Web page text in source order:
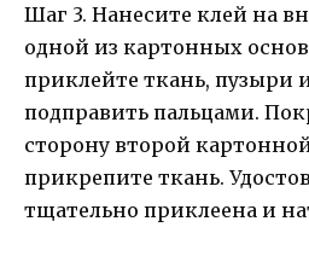
Шаг 3. Нанесите клей на
одной из картонных
приклейте ткань, пузыри
подправить пальцами.
сторону второй
прикрепите ткань.
тщательно приклеена и